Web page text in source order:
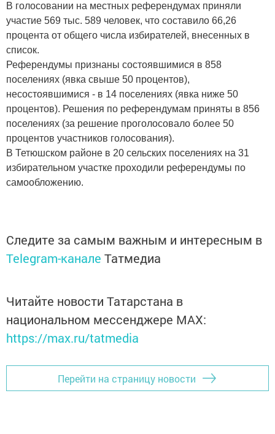
В голосовании на местных референдумах приняли
участие 569 тыс. 589 человек, что составило 66,26
процента от общего числа избирателей, внесенных в
список.
Референдумы признаны состоявшимися в 858
поселениях (явка свыше 50 процентов),
несостоявшимися - в 14 поселениях (явка ниже 50
процентов). Решения по референдумам приняты в 856
поселениях (за решение проголосовало более 50
процентов участников голосования).
В Тетюшском районе в 20 сельских поселениях на 31
избирательном участке проходили референдумы по
самообложению.
Следите за самым важным и интересным в
Telegram-канале Татмедиа
Читайте новости Татарстана в
национальном мессенджере MАХ:
https://max.ru/tatmedia
Перейти на страницу новости